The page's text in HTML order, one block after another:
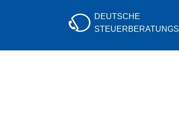
DEUTSCHE
STEUERBERATUNGS